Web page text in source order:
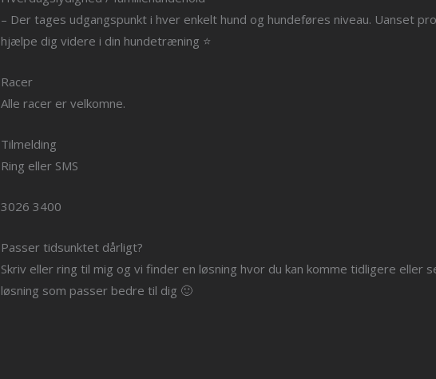
– Der tages udgangspunkt i hver enkelt hund og hundeføres niveau. Uanset
hjælpe dig videre i din hundetræning ⭐️
Racer
Alle racer er velkomne.
Tilmelding
Ring eller SMS
3026 3400
Passer tidsunktet dårligt?
Skriv eller ring til mig og vi finder en løsning hvor du kan komme tidligere eller
løsning som passer bedre til dig 🙂